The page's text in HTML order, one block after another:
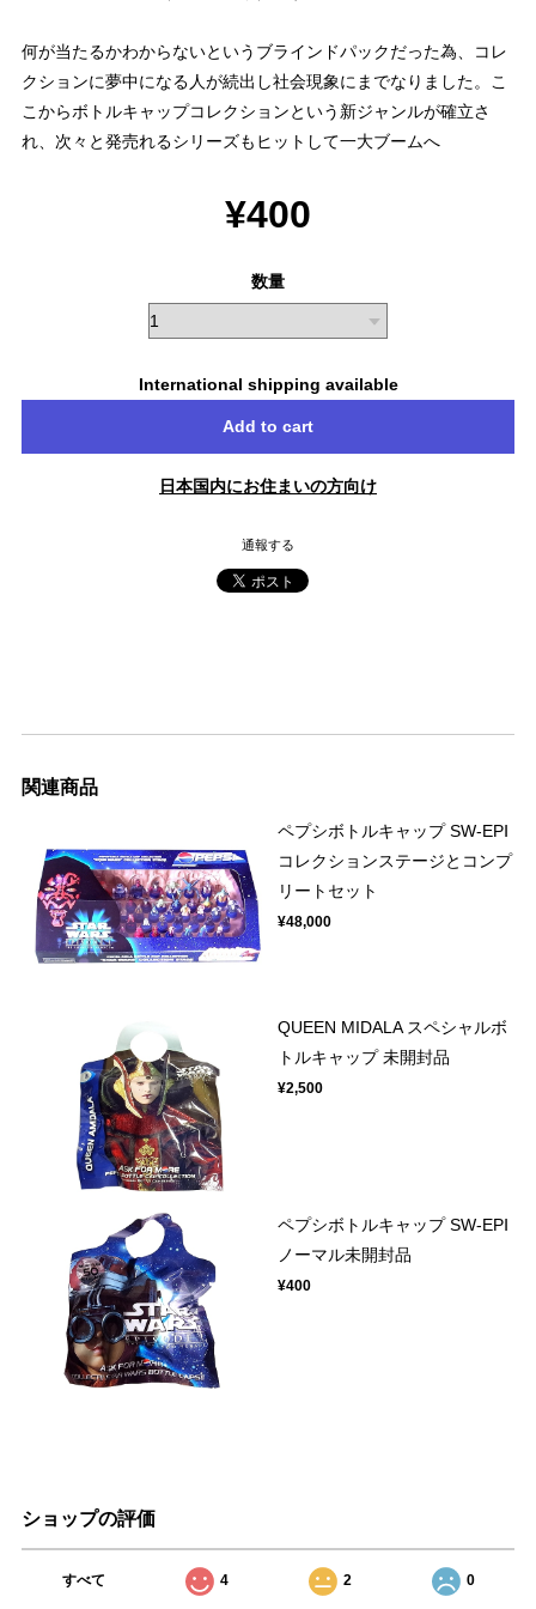
何が当たるかわからないというブラインドパックだった為、コレ
クションに夢中になる人が続出し社会現象にまでなりました。こ
こからボトルキャップコレクションという新ジャンルが確立さ
れ、次々と発売れるシリーズもヒットして一大ブームへ
¥400
数量
International shipping available
Add to cart
日本国内にお住まいの方向け
通報する
関連商品
ペプシボトルキャップ SW-EPⅠ
コレクションステージとコンプ
リートセット
¥48,000
QUEEN MIDALA スペシャルボ
トルキャップ 未開封品
¥2,500
ペプシボトルキャップ SW-EPⅠ
ノーマル未開封品
¥400
ショップの評価
すべて 4 2 0